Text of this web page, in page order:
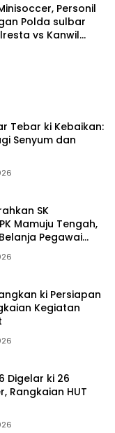
Personil
Polda sulbar
vs Kanwil
Tebar ki Kebaikan:
Senyum dan
SK
Mamuju Tengah,
Pegawai
ki Persiapan
Kegiatan
Digelar ki 26
Rangkaian HUT